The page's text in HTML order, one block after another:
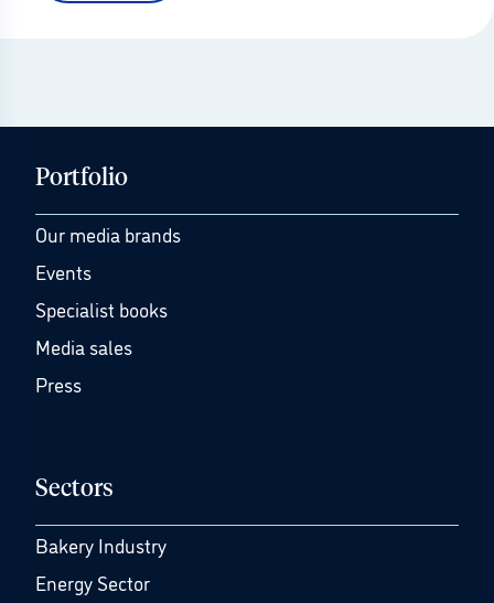
Portfolio
Our media brands
Events
Specialist books
Media sales
Press
Sectors
Bakery Industry
Energy Sector